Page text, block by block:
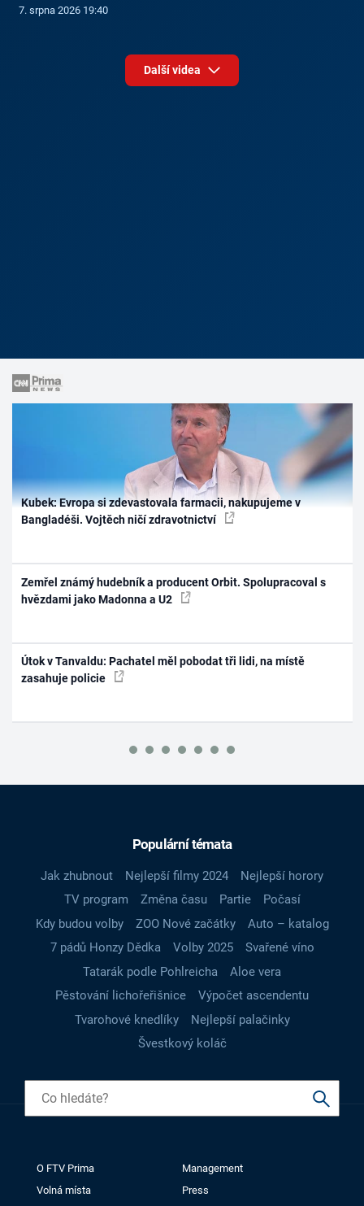
7. srpna 2026 19:40
Další videa
Kubek: Evropa si zdevastovala farmacii, nakupujeme v
Bangladéši. Vojtěch ničí zdravotnictví
Zemřel známý hudebník a producent Orbit. Spolupracoval s
hvězdami jako Madonna a U2
Útok v Tanvaldu: Pachatel měl pobodat tři lidi, na místě
zasahuje policie
Populární témata
Jak zhubnout Nejlepší filmy 2024
Nejlepší horory
TV program
Změna času Partie
Počasí
Kdy budou volby
ZOO Nové začátky
Auto – katalog
7 pádů Honzy Dědka
Volby 2025
Svařené víno
Tatarák podle Pohlreicha
Aloe vera
Pěstování lichořeřišnice
Výpočet ascendentu
Tvarohové knedlíky
Nejlepší palačinky
Švestkový koláč
O FTV Prima
Management
Volná místa
Press